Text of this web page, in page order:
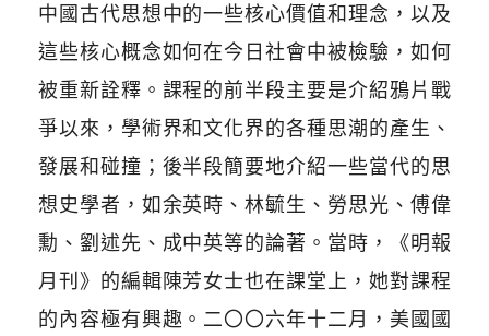
中國古代思想中的一些核心價值和理念，以及
這些核心概念如何在今日社會中被檢驗，如何
被重新詮釋。課程的前半段主要是介紹鴉片戰
爭以來，學術界和文化界的各種思潮的產生、
發展和碰撞；後半段簡要地介紹一些當代的思
想史學者，如余英時、林毓生、勞思光、傅偉
勳、劉述先、成中英等的論著。當時，《明報
月刊》的編輯陳芳女士也在課堂上，她對課程
的內容極有興趣。二〇〇六年十二月，美國國